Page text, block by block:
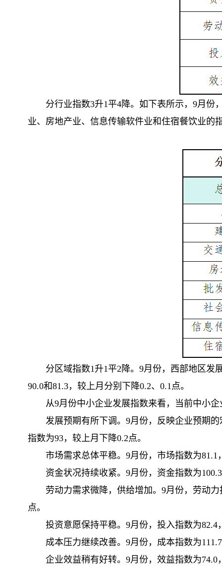
分行业指数3升1平4降。如下表所示，9月份
业、房地产业、信息传输软件业和住宿餐饮业的
分区域指数1升1平2降。9月份，西部地区发
90.0和81.3，较上月分别下降0.2、0.1点。
从9月份中小企业发展指数来看，当前中小
发展预期有所下调。9月份，反映企业预期
指数为93，较上月下降0.2点。
市场需求总体平稳。9月份，市场指数为
资金状况持续收紧。9月份，资金指数为
劳动力需求微降，供给增加。9月份，劳动
点。
投资意愿保持平稳。9月份，投入指数为
成本压力继续改善。9月份，成本指数为
企业效益稍有好转。9月份，效益指数为